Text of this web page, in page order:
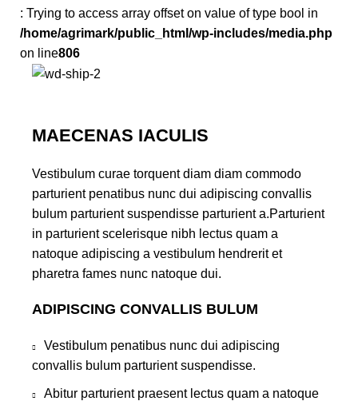
: Trying to access array offset on value of type bool in
/home/agrimark/public_html/wp-includes/media.php
on line806
MAECENAS IACULIS
Vestibulum curae torquent diam diam commodo
parturient penatibus nunc dui adipiscing convallis
bulum parturient suspendisse parturient a.Parturient
in parturient scelerisque nibh lectus quam a
natoque adipiscing a vestibulum hendrerit et
pharetra fames nunc natoque dui.
ADIPISCING CONVALLIS BULUM
Vestibulum penatibus nunc dui adipiscing
convallis bulum parturient suspendisse.
Abitur parturient praesent lectus quam a natoque